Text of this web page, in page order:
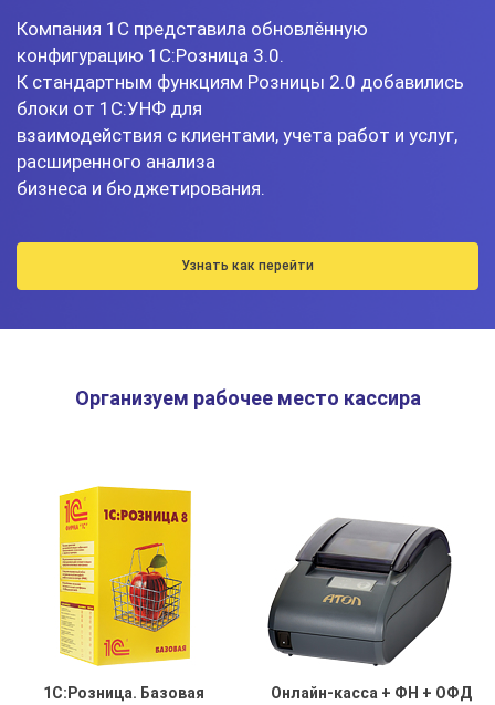
Компания 1С представила обновлённую
конфигурацию 1С:Розница 3.0.
К стандартным функциям Розницы 2.0 добавились
блоки от 1С:УНФ для
взаимодействия с клиентами, учета работ и услуг,
расширенного анализа
бизнеса и бюджетирования.
Узнать как перейти
Организуем рабочее место кассира
1С:Розница. Базовая Онлайн-касса + ФН + ОФД